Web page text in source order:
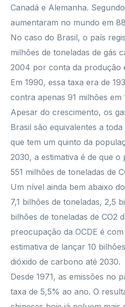
Canadá e Alemanha.
aumentaram no mundo em
No caso do Brasil, o país
milhões de toneladas de gás
2004 por conta da produção
Em 1990, essa taxa era de
contra apenas 91 milhões em
Apesar do crescimento, os
Brasil são equivalentes a
que tem um quinto da
2030, a estimativa é de que o
551 milhões de toneladas de
Um nível ainda bem abaixo
7,1 bilhões de toneladas, 2,5
bilhões de toneladas de CO2
preocupação da OCDE é
estimativa de lançar 10
dióxido de carbono até 2030.
Desde 1971, as emissões no
taxa de 5,5% ao ano. O